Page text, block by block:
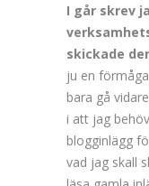
I går skrev
skickade
ju en
bara gå
i att jag
blogginlägg
vad jag skall